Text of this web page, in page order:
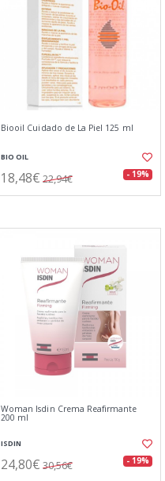
Biooil Cuidado de La Piel 125 ml
BIO OIL
18,48€ 22,94€ - 19%
Woman Isdin Crema Reafirmante
200 ml
ISDIN
24,80€ 30,56€ - 19%